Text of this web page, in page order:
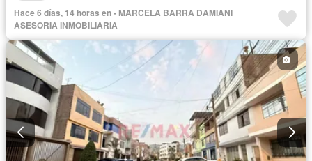
Hace 6 días, 14 horas en - MARCELA BARRA DAMIANI
ASESORIA INMOBILIARIA